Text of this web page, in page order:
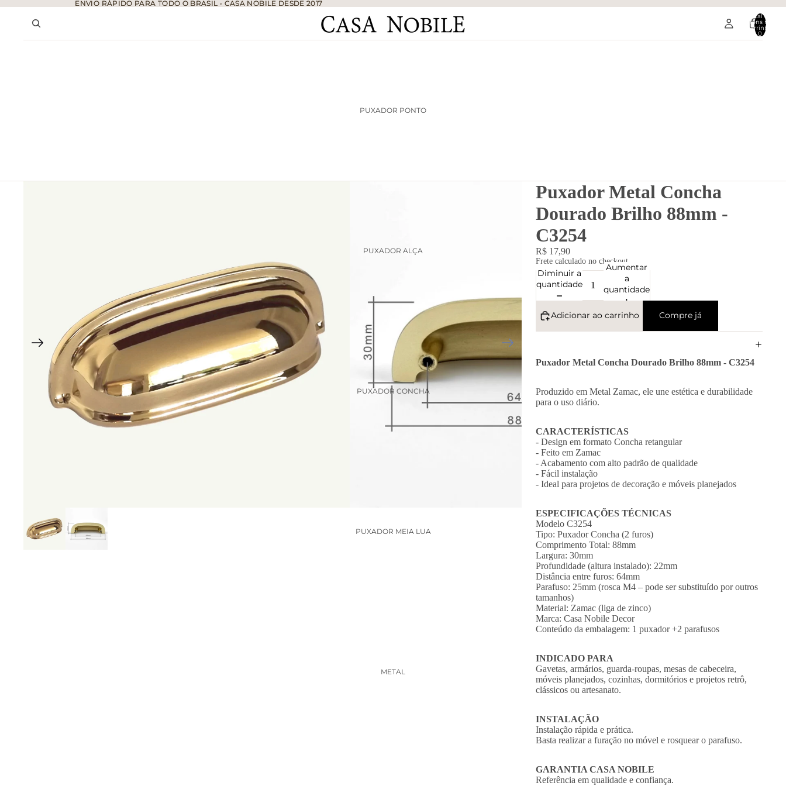
ENVIO RÁPIDO PARA TODO O BRASIL • CASA NOBILE DESDE 2017
ENVIO RÁPIDO PARA TODO O BRASIL • CASA NOBILE DESDE 2017
Total de
itens no
carrinho:
0
PUXADOR PONTO
PUXADOR ALÇA
PUXADOR CONCHA
PUXADOR MEIA LUA
METAL
Puxador Metal Concha
Dourado Brilho 88mm -
C3254
R$ 17,90
Frete calculado no checkout.
Diminuir a
quantidade
Aumentar
a
quantidade
Adicionar ao carrinho Compre já
Puxador Metal Concha Dourado Brilho 88mm - C3254
Produzido em Metal Zamac, ele une estética e durabilidade
para o uso diário.
CARACTERÍSTICAS
- Design em formato Concha retangular
- Feito em Zamac
- Acabamento com alto padrão de qualidade
- Fácil instalação
- Ideal para projetos de decoração e móveis planejados
ESPECIFICAÇÕES TÉCNICAS
Modelo C3254
Tipo: Puxador Concha (2 furos)
Comprimento Total: 88mm
Largura: 30mm
Profundidade (altura instalado): 22mm
Distância entre furos: 64mm
Parafuso: 25mm (rosca M4 – pode ser substituído por outros
tamanhos)
Material: Zamac (liga de zinco)
Marca: Casa Nobile Decor
Conteúdo da embalagem: 1 puxador +2 parafusos
INDICADO PARA
Gavetas, armários, guarda-roupas, mesas de cabeceira,
móveis planejados, cozinhas, dormitórios e projetos retrô,
clássicos ou artesanato.
INSTALAÇÃO
Instalação rápida e prática.
Basta realizar a furação no móvel e rosquear o parafuso.
GARANTIA CASA NOBILE
Referência em qualidade e confiança.